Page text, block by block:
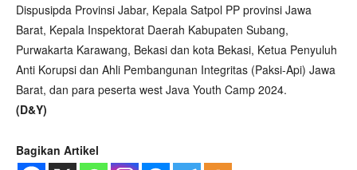
Dispusipda Provinsi Jabar, Kepala Satpol PP provinsi Jawa
Barat, Kepala Inspektorat Daerah Kabupaten Subang,
Purwakarta Karawang, Bekasi dan kota Bekasi, Ketua Penyuluh
Anti Korupsi dan Ahli Pembangunan Integritas (Paksi-Api) Jawa
Barat, dan para peserta west Java Youth Camp 2024.
(D&Y)
Bagikan Artikel